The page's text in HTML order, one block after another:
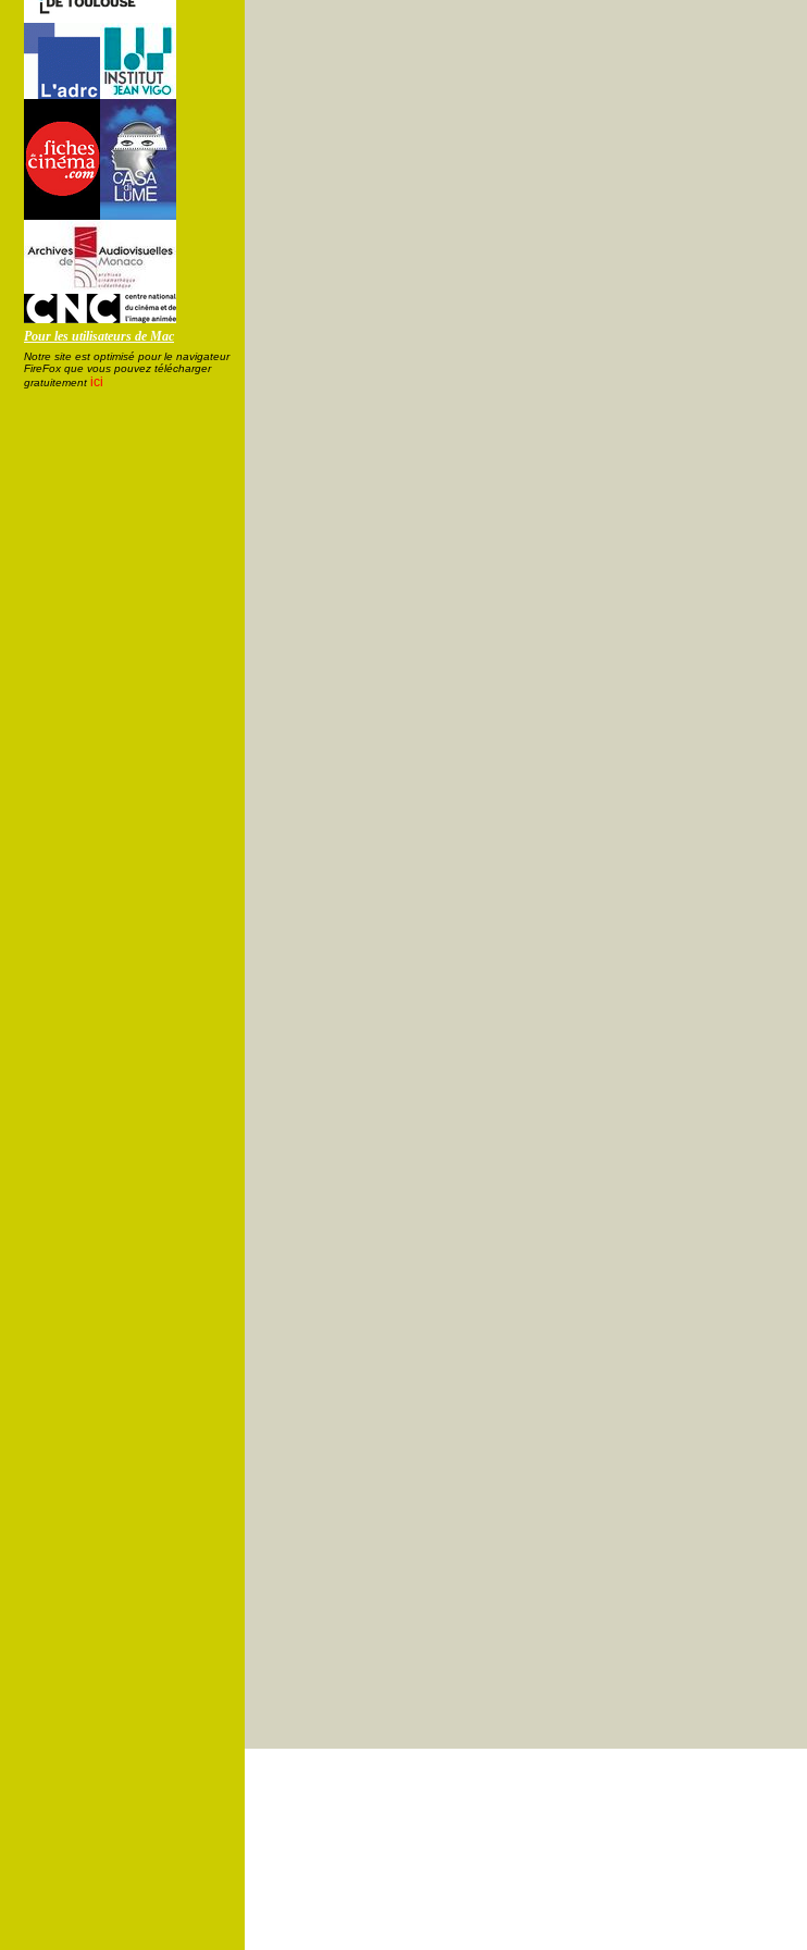
Pour les utilisateurs de Mac
Notre site est optimisé pour le navigateur
FireFox que vous pouvez télécharger
gratuitement ici